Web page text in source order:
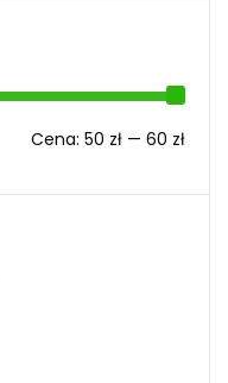
Cena
Cena
Cena: 50 zł — 60 zł